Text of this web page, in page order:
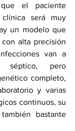
el paciente
será muy
un modelo que
alta precisión
van a
séptico, pero
completo,
y varias
continuos, su
bastante